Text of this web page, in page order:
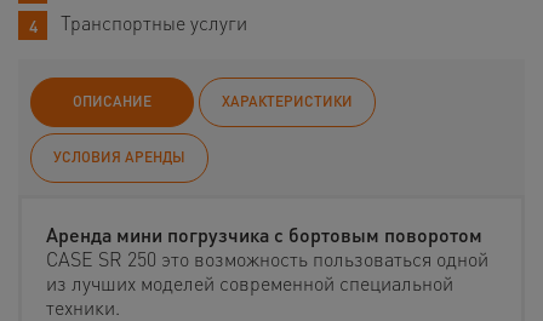
Транспортные услуги
ОПИСАНИЕ ХАРАКТЕРИСТИКИ
УСЛОВИЯ АРЕНДЫ
Аренда мини погрузчика с бортовым поворотом
CASE SR 250 это возможность пользоваться одной
из лучших моделей современной специальной
техники.